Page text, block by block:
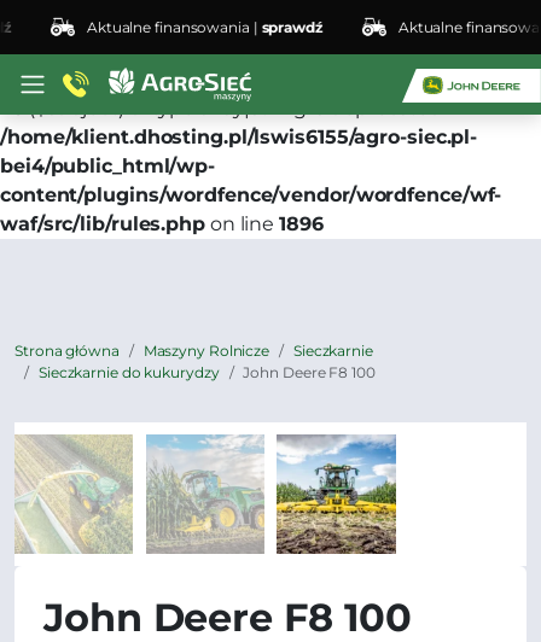
Deprecated: preg_replace(): Passing null to parameter
#3 ($subject) of type array|string is deprecated in
/home/klient.dhosting.pl/lswis6155/agro-siec.pl-
bei4/public_html/wp-
content/plugins/wordfence/vendor/wordfence/wf-
waf/src/lib/rules.phpon line1896
Aktualne finansowania |sprawdź Aktualne
Strona główna Maszyny Rolnicze
Sieczkarnie
Sieczkarnie do kukurydzy
John Deere F8 100
John Deere F8 100